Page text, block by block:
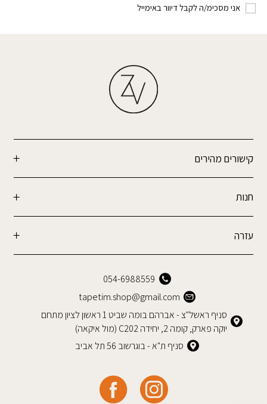
אני מסכימ/ה לקבל דיוור באימייל
קישורים מהירים
חנות
עזרה
054-6988559
tapetim.shop@gmail.com
סניף ראשל"צ - אברהם בומה שביט 1 ראשון לציון מתחם
יוקה פארק, קומה 2, יחידה C202 (מול איקאה)
סניף ת"א - בוגרשוב 56 תל אביב